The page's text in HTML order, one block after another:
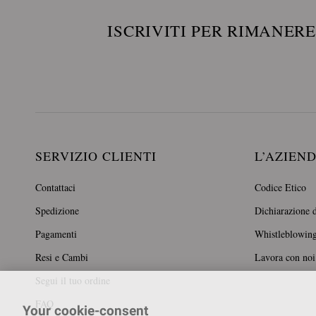
ISCRIVITI PER
SERVIZIO CLIENTI
Contattaci
Spedizione
Pagamenti
Resi e Cambi
Segui il tuo ordine
FAQ
Codice Etico
Dichiarazione
Lavora con noi
Your cookie-consent